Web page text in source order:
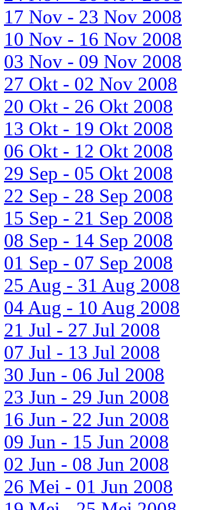
17 Nov - 23 Nov 2008
10 Nov - 16 Nov 2008
03 Nov - 09 Nov 2008
27 Okt - 02 Nov 2008
20 Okt - 26 Okt 2008
13 Okt - 19 Okt 2008
06 Okt - 12 Okt 2008
29 Sep - 05 Okt 2008
22 Sep - 28 Sep 2008
15 Sep - 21 Sep 2008
08 Sep - 14 Sep 2008
01 Sep - 07 Sep 2008
25 Aug - 31 Aug 2008
04 Aug - 10 Aug 2008
21 Jul - 27 Jul 2008
07 Jul - 13 Jul 2008
30 Jun - 06 Jul 2008
23 Jun - 29 Jun 2008
16 Jun - 22 Jun 2008
09 Jun - 15 Jun 2008
02 Jun - 08 Jun 2008
26 Mei - 01 Jun 2008